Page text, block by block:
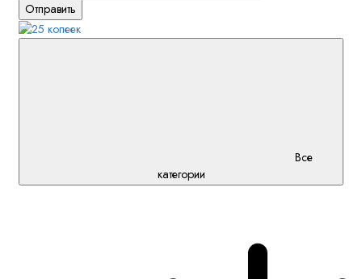
Отправить
Все
категории